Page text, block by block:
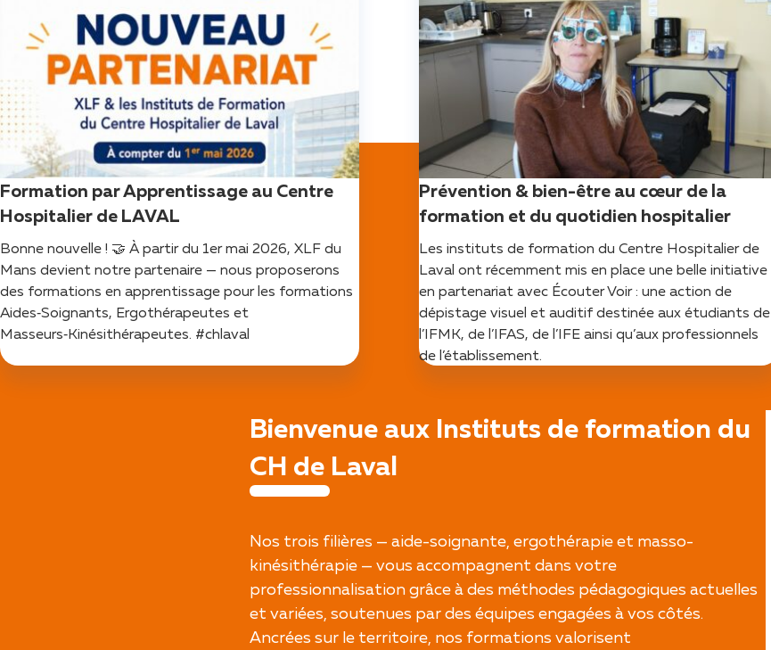
Formation par Apprentissage au Centre
Hospitalier de LAVAL
Bonne nouvelle ! 🤝 À partir du 1er mai 2026, XLF du
Mans devient notre partenaire — nous proposerons
des formations en apprentissage pour les formations
Aides‑Soignants, Ergothérapeutes et
Masseurs‑Kinésithérapeutes. #chlaval
Prévention & bien-être au cœur de la
formation et du quotidien hospitalier
Les instituts de formation du Centre Hospitalier de
Laval ont récemment mis en place une belle initiative
en partenariat avec Écouter Voir : une action de
dépistage visuel et auditif destinée aux étudiants de
l’IFMK, de l’IFAS, de l’IFE ainsi qu’aux professionnels
de l’établissement.
Bienvenue aux Instituts de formation du
CH de Laval
Nos trois filières — aide-soignante, ergothérapie et masso-
kinésithérapie — vous accompagnent dans votre
professionnalisation grâce à des méthodes pédagogiques actuelles
et variées, soutenues par des équipes engagées à vos côtés.
Ancrées sur le territoire, nos formations valorisent